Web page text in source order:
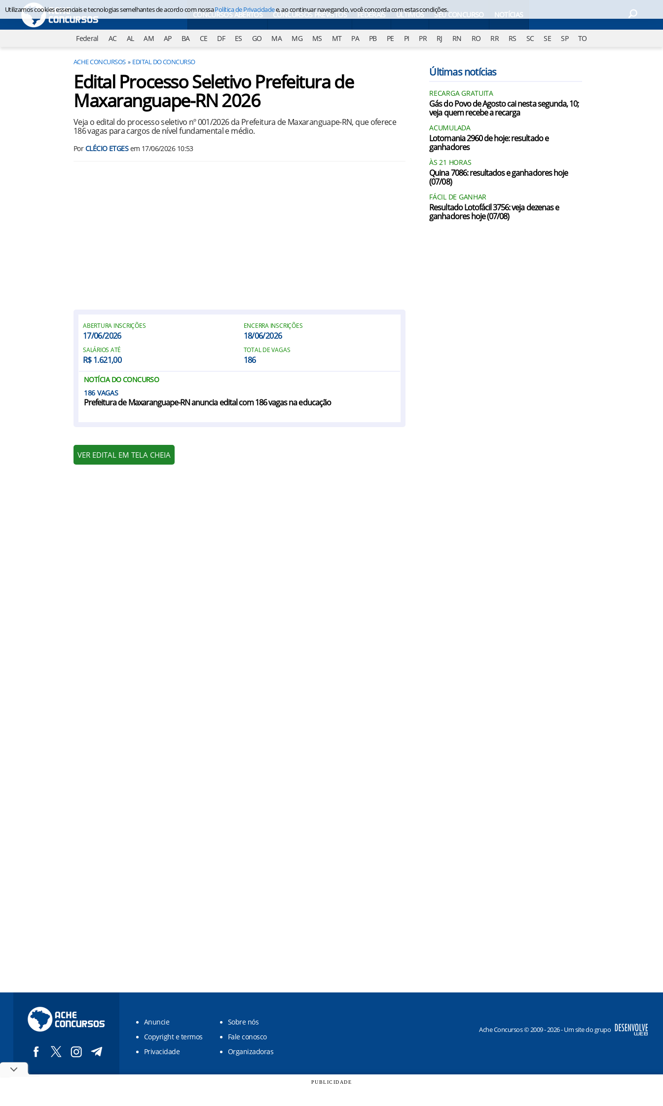
CONCURSOS ABERTOS CONCURSOS PREVISTOS FEDERAIS ÚLTIMOS SEU CONCURSO NOTÍCIAS
Federal AC AL AM AP BA CE DF ES GO MA MG MS MT PA PB PE PI PR RJ RN RO RR RS SC SE SP TO
ACHE CONCURSOS EDITAL DO CONCURSO
Edital Processo Seletivo Prefeitura de
Maxaranguape-RN 2026
Veja o edital do processo seletivo nº 001/2026 da Prefeitura de Maxaranguape-RN, que oferece
186 vagas para cargos de nível fundamental e médio.
PorCLÉCIO ETGESem 17/06/2026 10:53
ABERTURA INSCRIÇÕES
17/06/2026
ENCERRA INSCRIÇÕES
18/06/2026
SALÁRIOS ATÉ
R$ 1.621,00
TOTAL DE VAGAS
186
NOTÍCIA DO CONCURSO
186
Prefeitura de Maxaranguape-RN anuncia edital com 186 vagas na educação
VER EDITAL EM TELA CHEIA
Últimas notícias
RECARGA GRATUITA
Gás do Povo de Agosto cai nesta segunda, 10;
veja quem recebe a recarga
ACUMULADA
Lotomania 2960 de hoje: resultado e
ganhadores
ÀS 21 HORAS
Quina 7086: resultados e ganhadores hoje
(07/08)
FÁCIL DE GANHAR
Resultado Lotofácil 3756: veja dezenas e
ganhadores hoje (07/08)
Anuncie
Sobre nós
Copyright e termos
Fale conosco
Privacidade
Organizadoras
Ache Concursos © 2009 - 2026 - Um site do grupo
PUBLICIDADE
Utilizamos cookies essenciais e tecnologias semelhantes de acordo com nossaPolítica de Privacidadee, ao continuar navegando, você concorda com estas condições.